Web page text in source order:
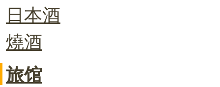
日本酒
燒酒
旅馆